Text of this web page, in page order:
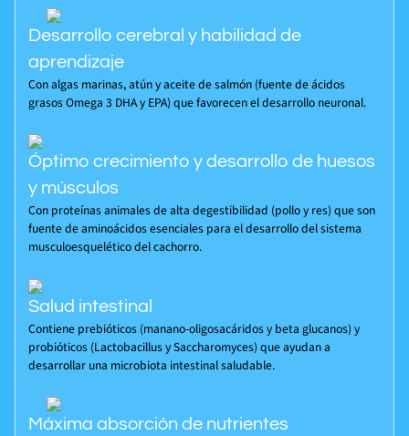
Desarrollo cerebral y habilidad de
aprendizaje
Con algas marinas, atún y aceite de salmón (fuente de ácidos
grasos Omega 3 DHA y EPA) que favorecen el desarrollo neuronal.
Óptimo crecimiento y desarrollo de huesos
y músculos
Con proteínas animales de alta degestibilidad (pollo y res) que son
fuente de aminoácidos esenciales para el desarrollo del sistema
musculoesquelético del cachorro.
Salud intestinal
Contiene prebióticos (manano-oligosacáridos y beta glucanos) y
probióticos (Lactobacillus y Saccharomyces) que ayudan a
desarrollar una microbiota intestinal saludable.
Máxima absorción de nutrientes